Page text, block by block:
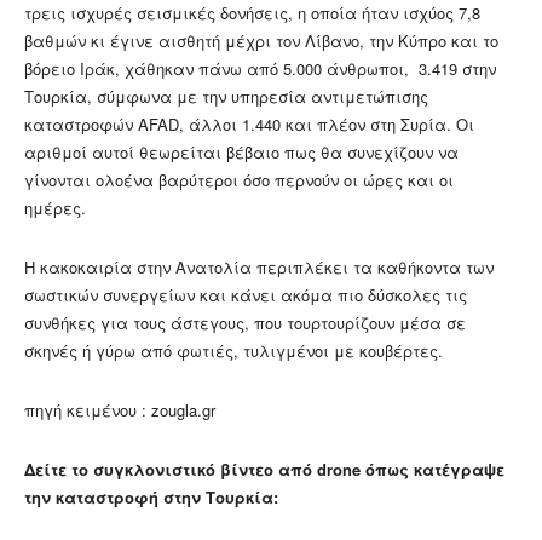
τρεις ισχυρές σεισμικές δονήσεις, η οποία ήταν ισχύος 7,8
βαθμών κι έγινε αισθητή μέχρι τον Λίβανο, την Κύπρο και το
βόρειο Ιράκ, χάθηκαν πάνω από 5.000 άνθρωποι, 3.419 στην
Τουρκία, σύμφωνα με την υπηρεσία αντιμετώπισης
καταστροφών AFAD, άλλοι 1.440 και πλέον στη Συρία. Οι
αριθμοί αυτοί θεωρείται βέβαιο πως θα συνεχίζουν να
γίνονται ολοένα βαρύτεροι όσο περνούν οι ώρες και οι
ημέρες.
Η κακοκαιρία στην Ανατολία περιπλέκει τα καθήκοντα των
σωστικών συνεργείων και κάνει ακόμα πιο δύσκολες τις
συνθήκες για τους άστεγους, που τουρτουρίζουν μέσα σε
σκηνές ή γύρω από φωτιές, τυλιγμένοι με κουβέρτες.
πηγή κειμένου : zougla.gr
Δείτε το συγκλονιστικό βίντεο από drone όπως κατέγραψε
την καταστροφή στην Τουρκία: